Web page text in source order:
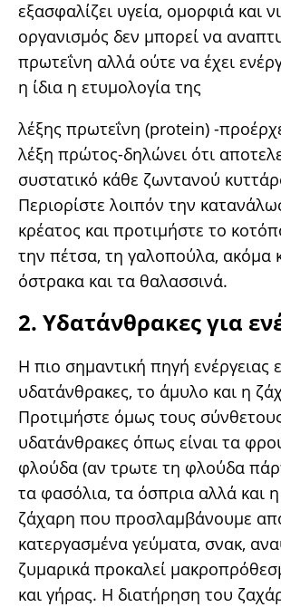
εξασφαλίζει υγεία, ομορφιά και
οργανισμός δεν μπορεί να
πρωτεΐνη αλλά ούτε να έχει
η ίδια η ετυμολογία της
λέξης πρωτεΐνη (protein) -
λέξη πρώτος-δηλώνει ότι
συστατικό κάθε ζωντανού
Περιορίστε λοιπόν την
κρέατος και προτιμήστε το
την πέτσα, τη γαλοπούλα, ακόμα
όστρακα και τα θαλασσινά.
2. Υδατάνθρακες για
Η πιο σημαντική πηγή ενέργειας
υδατάνθρακες, το άμυλο και η
Προτιμήστε όμως τους
υδατάνθρακες όπως είναι τα
φλούδα (αν τρωτε τη φλούδα
τα φασόλια, τα όσπρια αλλά και
ζάχαρη που προσλαμβάνουμε
κατεργασμένα γεύματα, σνακ,
ζυμαρικά προκαλεί
και γήρας. Η διατήρηση του